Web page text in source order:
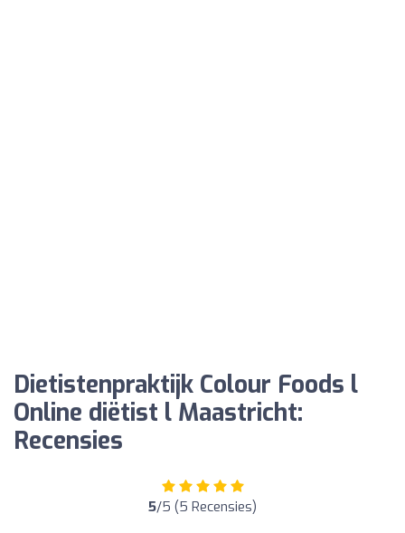
Dietistenpraktijk Colour Foods l
Online diëtist l Maastricht:
Recensies
5/5 (5 Recensies)